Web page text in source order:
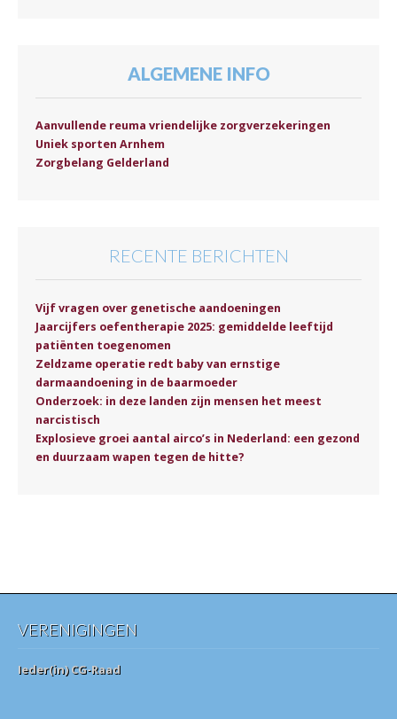
ALGEMENE INFO
Aanvullende reuma vriendelijke zorgverzekeringen
Uniek sporten Arnhem
Zorgbelang Gelderland
RECENTE BERICHTEN
Vijf vragen over genetische aandoeningen
Jaarcijfers oefentherapie 2025: gemiddelde leeftijd
patiënten toegenomen
Zeldzame operatie redt baby van ernstige
darmaandoening in de baarmoeder
Onderzoek: in deze landen zijn mensen het meest
narcistisch
Explosieve groei aantal airco’s in Nederland: een gezond
en duurzaam wapen tegen de hitte?
VERENIGINGEN
Ieder(in) CG-Raad